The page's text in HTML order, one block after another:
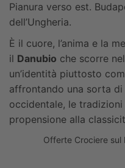
Pianura verso est.
dell’Ungheria.
È il cuore, l’anima e la
il Danubio che scorre
un’identità piuttosto
affrontando una sorta
occidentale, le tradizioni
propensione alla
Offerte Crociere sul